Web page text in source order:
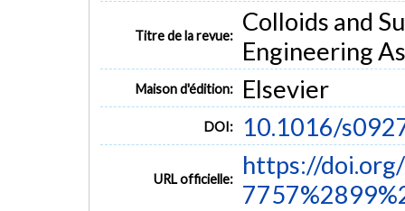
Titre de la revue:
Colloids and
Engineering
Maison d'édition: Elsevier
DOI: 10.1016/
URL officielle:
https://